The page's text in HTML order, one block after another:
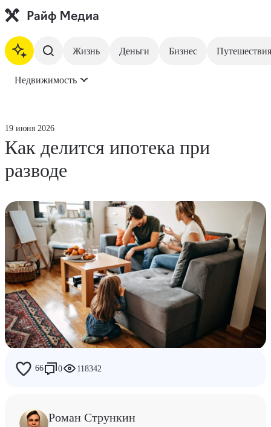
Жизнь Деньги Бизнес Путешествия
Недвижимость
Деньги
Бизнес
Путешествия
Недвижимость
Инвестиции
Дети
Работа
19 июня 2026
Как делится ипотека при
разводе
66 0 118342
Роман Стрункин